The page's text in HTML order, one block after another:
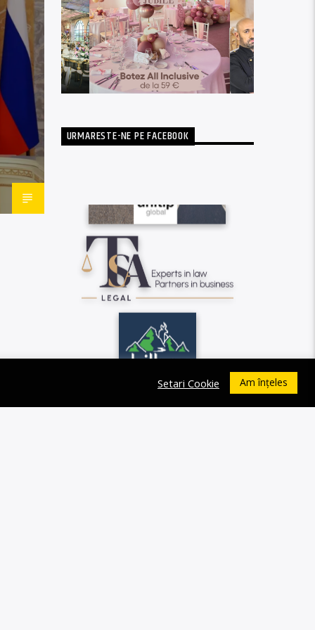
URMARESTE-NE PE FACEBOOK
Setari Cookie Am înțeles